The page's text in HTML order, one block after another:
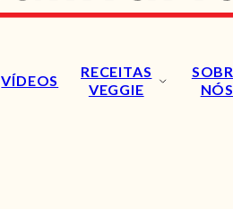
VÍDEOS
RECEITAS
VEGGIE
NÓS